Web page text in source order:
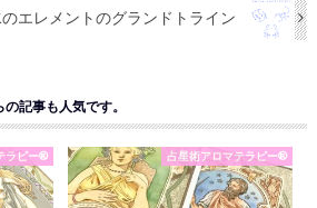
エレメントのグランドトライン
の記事も人気です。
ラピー® 占星術アロマテラピー®